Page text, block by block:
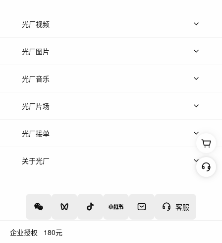
企业授权 180元
客服
光厂视频
上传视频
光厂图片
上传图片
光厂音乐
热门音乐
光厂片场
上传案例
光厂接单
上架服务
关于光厂